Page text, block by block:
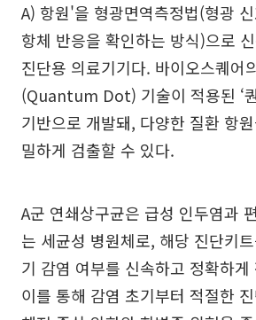
A) 항원'을 형광면역측정법(형광
항체 반응을 확인하는 방식)으로
진단용 의료기기다. 바이오스퀘어
(Quantum Dot) 기술이 적용된 ‘
기반으로 개발돼, 다양한 질환 항
밀하게 검출할 수 있다.
A군 연쇄상구균은 급성 인두염과
는 세균성 병원체로, 해당 진단키
기 감염 여부를 신속하고 정확하
이를 통해 감염 초기부터 적절한